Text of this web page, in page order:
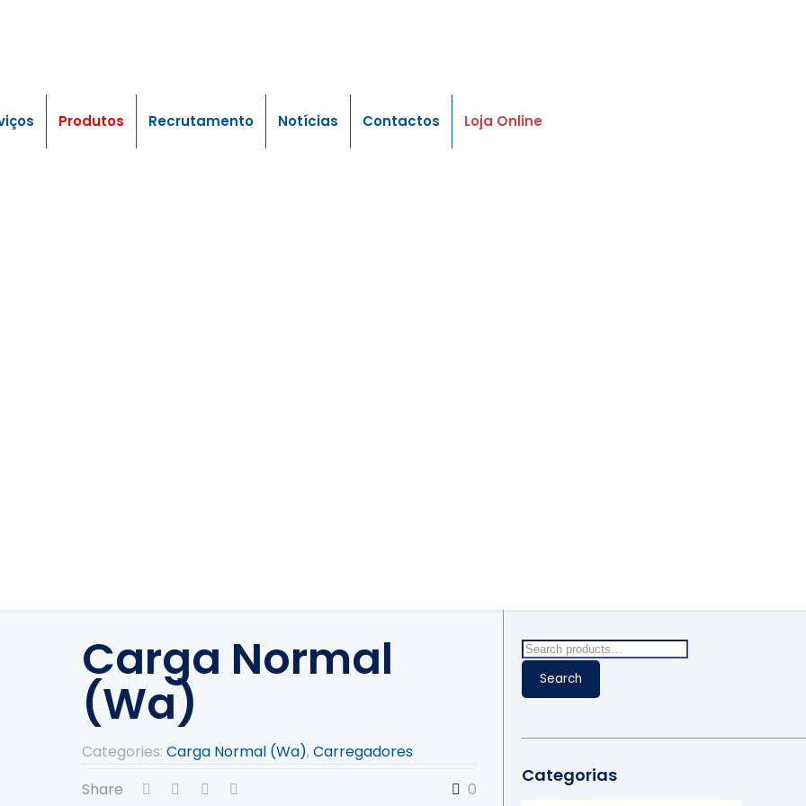
Produtos Recrutamento Notícias Contactos Loja Online
Carga Normal
(Wa)
Categories: Carga Normal (Wa),Carregadores
Share
0
Search
for:Search
Categorias